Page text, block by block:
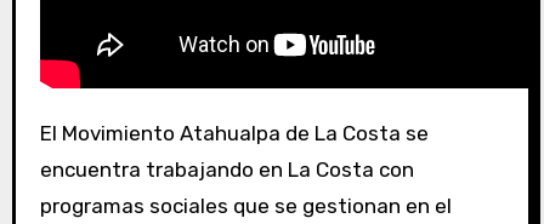
El Movimiento Atahualpa de La Costa se
encuentra trabajando en La Costa con
programas sociales que se gestionan en el